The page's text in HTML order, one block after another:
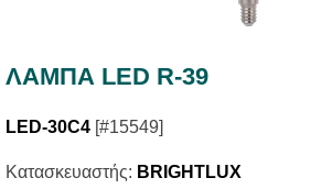
ΛΑΜΠΑ LED R-39
LED-30C4 [#15549]
Κατασκευαστής: BRIGHTLUX